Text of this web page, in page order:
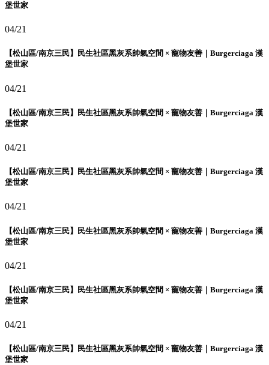
堡世家
04/21
【松山區/南京三民】民生社區黑灰系帥氣空間 × 寵物友善｜Burgerciaga 漢
堡世家
04/21
【松山區/南京三民】民生社區黑灰系帥氣空間 × 寵物友善｜Burgerciaga 漢
堡世家
04/21
【松山區/南京三民】民生社區黑灰系帥氣空間 × 寵物友善｜Burgerciaga 漢
堡世家
04/21
【松山區/南京三民】民生社區黑灰系帥氣空間 × 寵物友善｜Burgerciaga 漢
堡世家
04/21
【松山區/南京三民】民生社區黑灰系帥氣空間 × 寵物友善｜Burgerciaga 漢
堡世家
04/21
【松山區/南京三民】民生社區黑灰系帥氣空間 × 寵物友善｜Burgerciaga 漢
堡世家